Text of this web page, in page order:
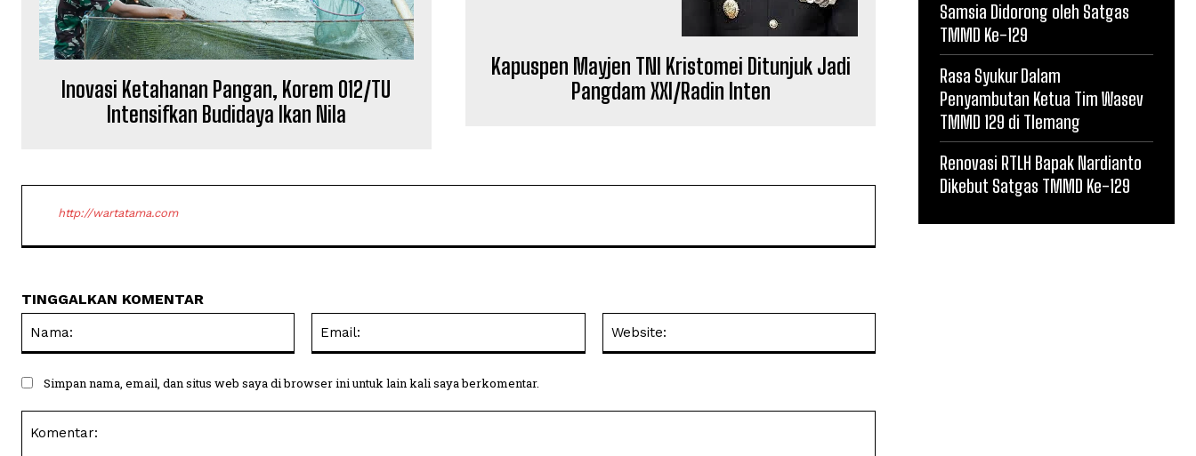
Inovasi Ketahanan Pangan, Korem 012/TU
Intensifkan Budidaya Ikan Nila
Kapuspen Mayjen TNI Kristomei Ditunjuk Jadi
Pangdam XXI/Radin Inten
http://wartatama.com
TINGGALKAN KOMENTAR
Simpan nama, email, dan situs web saya di browser ini untuk lain kali saya berkomentar.
Samsia Didorong oleh Satgas
TMMD Ke-129
Rasa Syukur Dalam
Penyambutan Ketua Tim Wasev
TMMD 129 di Tlemang
Renovasi RTLH Bapak Nardianto
Dikebut Satgas TMMD Ke-129